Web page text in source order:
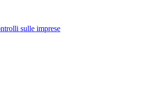
sulle imprese